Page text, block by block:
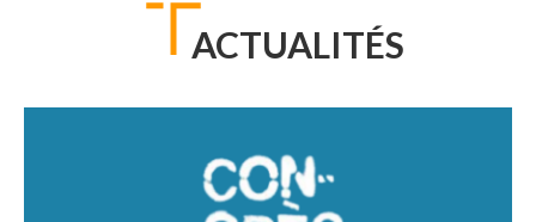
ACTUALITÉS